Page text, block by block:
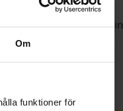
Om
funktioner för
Silver
Curb chain